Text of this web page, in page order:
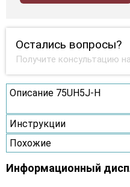
Остались вопросы?
Получите консультацию
Описание 75UH5J-H
Инструкции
Похожие
Информационный